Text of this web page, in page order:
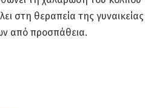
στη θεραπεία της γυναικείας
από προσπάθεια.